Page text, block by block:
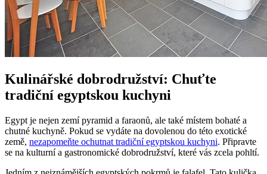
Kulinářské dobrodružství: Chuťte
tradiční egyptskou kuchyni
Egypt je nejen zemí pyramid a faraonů, ale také místem bohaté a
chutné kuchyně. Pokud se vydáte na dovolenou do této exotické
země, nezapomeňte ochutnat tradiční egyptskou kuchyni. Připravte
se na kulturní a gastronomické dobrodružství, které vás zcela pohltí.